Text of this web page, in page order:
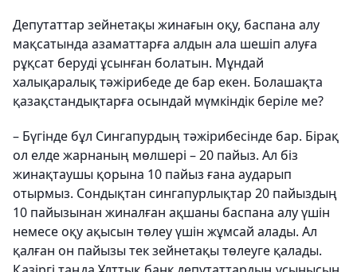
Депутаттар зейнетақы жинағын оқу, баспана алу
мақсатында азаматтарға алдын ала шешіп алуға
рұқсат беруді ұсынған болатын. Мұндай
халықаралық тәжірибеде де бар екен. Болашақта
қазақстандықтарға осындай мүмкіндік беріле ме?
– Бүгінде бұл Сингапурдың тәжірибесінде бар. Бірақ
ол елде жарнаның мөлшері – 20 пайыз. Ал біз
жинақтаушы қорына 10 пайыз ғана аударып
отырмыз. Сондықтан сингапурлықтар 20 пайыздың
10 пайызынан жиналған ақшаны баспана алу үшін
немесе оқу ақысын төлеу үшін жұмсай алады. Ал
қалған он пайызы тек зейнетақы төлеуге қалады.